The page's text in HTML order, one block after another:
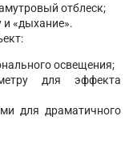
отблеск;
и «дыхание».
освещения;
для эффекта
для драматичного